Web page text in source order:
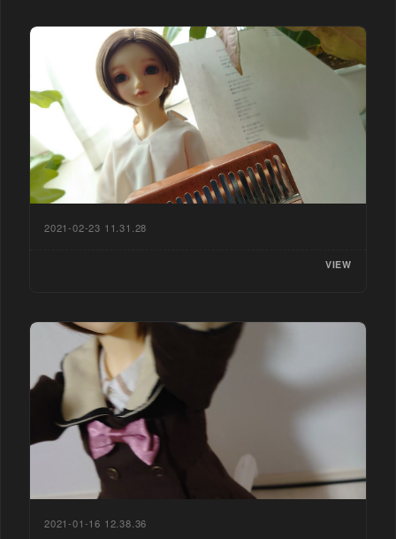
2021-02-23 11.31.28
VIEW
2021-01-16 12.38.36